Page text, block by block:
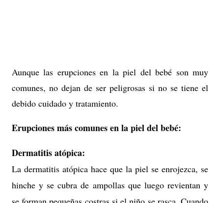
Aunque las erupciones en la piel del bebé son muy
comunes, no dejan de ser peligrosas si no se tiene el
debido cuidado y tratamiento.
Erupciones más comunes en la piel del bebé:
Dermatitis atópica:
La dermatitis atópica hace que la piel se enrojezca, se
hinche y se cubra de ampollas que luego revientan y